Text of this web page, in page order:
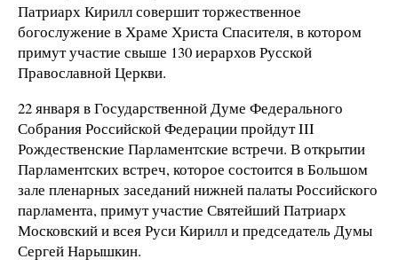
Патриарх Кирилл совершит торжественное
богослужение в Храме Христа Спасителя, в котором
примут участие свыше 130 иерархов Русской
Православной Церкви.
22 января в Государственной Думе Федерального
Собрания Российской Федерации пройдут III
Рождественские Парламентские встречи. В открытии
Парламентских встреч, которое состоится в Большом
зале пленарных заседаний нижней палаты Российского
парламента, примут участие Святейший Патриарх
Московский и всея Руси Кирилл и председатель Думы
Сергей Нарышкин.